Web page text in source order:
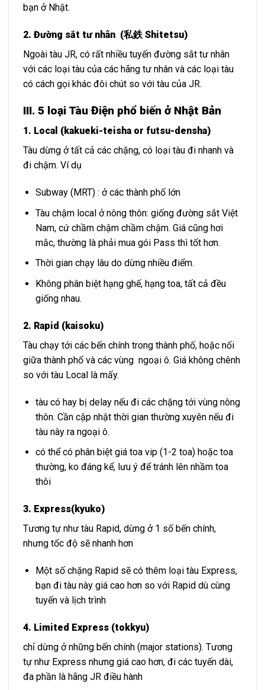
bạn ở Nhật.
2. Đường sắt tư nhân (私鉄 Shitetsu)
Ngoài tàu JR, có rất nhiều tuyến đường sắt tư nhân
với các loại tàu của các hãng tư nhân và các loại tàu
có cách gọi khác đôi chút so với tàu của JR.
III. 5 loại Tàu Điện phổ biến ở Nhật Bản
1. Local (kakueki-teisha or futsu-densha)
Tàu dừng ở tất cả các chặng, có loại tàu đi nhanh và
đi chậm. Ví dụ
Subway (MRT) : ở các thành phố lớn
Tàu chậm local ở nông thôn: giống đường sắt Việt
Nam, cứ chầm chậm chầm chậm. Giá cũng hơi
mắc, thường là phải mua gói Pass thì tốt hơn.
Thời gian chạy lâu do dừng nhiều điểm.
Không phân biệt hạng ghế, hạng toa, tất cả đều
giống nhau.
2. Rapid (kaisoku)
Tàu chạy tới các bến chính trong thành phố, hoặc nối
giữa thành phố và các vùng ngoại ô. Giá không chênh
so với tàu Local là mấy.
tàu có hay bị delay nếu đi các chặng tới vùng nông
thôn. Cần cập nhật thời gian thường xuyên nếu đi
tàu này ra ngoại ô.
có thể có phân biệt giá toa vip (1-2 toa) hoặc toa
thường, ko đáng kể, lưu ý để tránh lên nhầm toa
thôi
3. Express(kyuko)
Tương tự như tàu Rapid, dừng ở 1 số bến chính,
nhưng tốc độ sẽ nhanh hơn
Một số chặng Rapid sẽ có thêm loại tàu Express,
bạn đi tàu này giá cao hơn so với Rapid dù cùng
tuyến và lịch trình
4. Limited Express (tokkyu)
chỉ dừng ở những bến chính (major stations). Tương
tự như Express nhưng giá cao hơn, đi các tuyến dài,
đa phần là hãng JR điều hành